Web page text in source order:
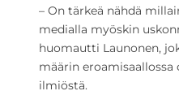
– On tärkeä nähdä
medialla myöskin
huomautti Launonen,
määrin eroamisaallossa
ilmiöstä.